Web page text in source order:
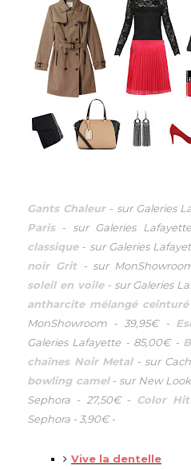
Gants Chaleur - sur Galeries
Paris - sur Galeries Lafayette
classique - sur Galeries
noir Grit - sur
soleil en voile - sur Galeries
antharcite mélangé
MonShowroom -39,95€-
Galeries Lafayette - 85,00€-
chaînes Noir Metal- sur
bowling camel - sur New Look
Sephora - 27,50€- Color
Sephora -3,90€-
Vive la dentelle